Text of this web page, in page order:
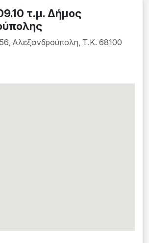
τ.μ. Δήμος
Αλεξανδρούπολη, Τ.Κ. 68100